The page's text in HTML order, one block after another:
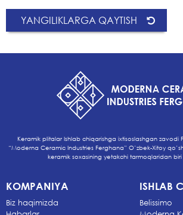
YANGILIKLARGA QAYTISH
Keramik plitalar Ishlab chiqarishga ixtisoslashgan zavodi
“Moderna Ceramic Industries Ferghana” O’zbek-Xitoy
keramik soxasining yetakchi tarmoqlaridan
KOMPANIYA
Biz haqimizda
ISHLAB
Belissimo